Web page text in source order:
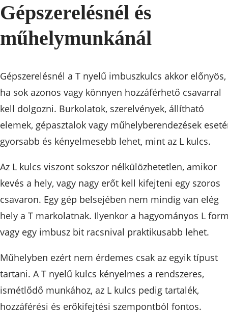
Gépszerelésnél és
műhelymunkánál
Gépszerelésnél a T nyelű imbuszkulcs akkor előnyös,
ha sok azonos vagy könnyen hozzáférhető csavarral
kell dolgozni. Burkolatok, szerelvények, állítható
elemek, gépasztalok vagy műhelyberendezések
gyorsabb és kényelmesebb lehet, mint az L kulcs.
Az L kulcs viszont sokszor nélkülözhetetlen, amikor
kevés a hely, vagy nagy erőt kell kifejteni egy szoros
csavaron. Egy gép belsejében nem mindig van elég
hely a T markolatnak. Ilyenkor a hagyományos L
vagy egy imbusz bit racsnival praktikusabb lehet.
Műhelyben ezért nem érdemes csak az egyik típust
tartani. A T nyelű kulcs kényelmes a rendszeres,
ismétlődő munkához, az L kulcs pedig tartalék,
hozzáférési és erőkifejtési szempontból fontos.